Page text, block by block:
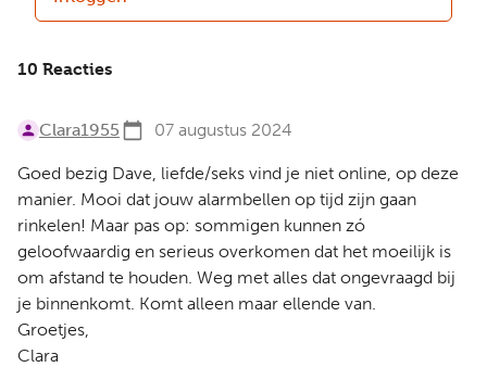
10 Reacties
Clara1955 07 augustus 2024
Goed bezig Dave, liefde/seks vind je niet online, op deze
manier. Mooi dat jouw alarmbellen op tijd zijn gaan
rinkelen! Maar pas op: sommigen kunnen zó
geloofwaardig en serieus overkomen dat het moeilijk is
om afstand te houden. Weg met alles dat ongevraagd bij
je binnenkomt. Komt alleen maar ellende van.
Groetjes,
Clara